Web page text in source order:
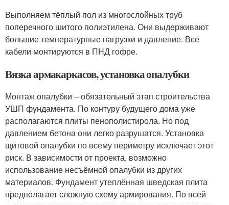
Выполняем тёплый пол из многослойных труб
поперечного шитого полиэтилена. Они выдерживают
большие температурные нагрузки и давление. Все
кабели монтируются в ПНД гофре.
Вязка армакаркасов, установка опалубки
Монтаж опалубки – обязательный этап строительства
УШП фундамента. По контуру будущего дома уже
располагаются плиты пенополистирола. Но под
давлением бетона они легко разрушатся. Установка
щитовой опалубки по всему периметру исключает этот
риск. В зависимости от проекта, возможно
использование несъёмной опалубки из других
материалов. Фундамент утеплённая шведская плита
предполагает сложную схему армирования. По всей